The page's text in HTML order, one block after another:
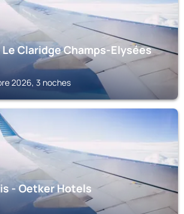
Claridge Champs-Elysées
2026, 3 noches
- Oetker Hotels